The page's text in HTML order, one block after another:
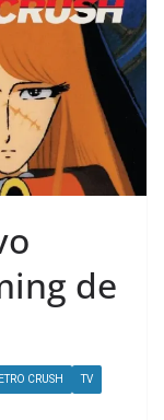
de
CRUSH TV